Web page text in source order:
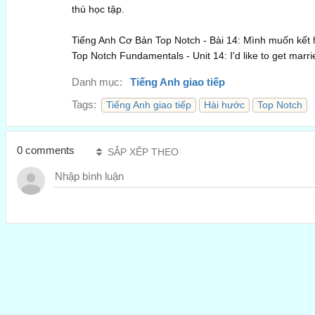
thú học tập.
Tiếng Anh Cơ Bản Top Notch - Bài 14: Mình muốn kết
Top Notch Fundamentals - Unit 14: I'd like to get
Danh mục:
Tiếng Anh giao tiếp
Tags:
Tiếng Anh giao tiếp Hài hước Top Notch
0 comments SẮP XẾP THEO